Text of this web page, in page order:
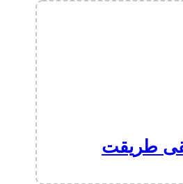
طریقت